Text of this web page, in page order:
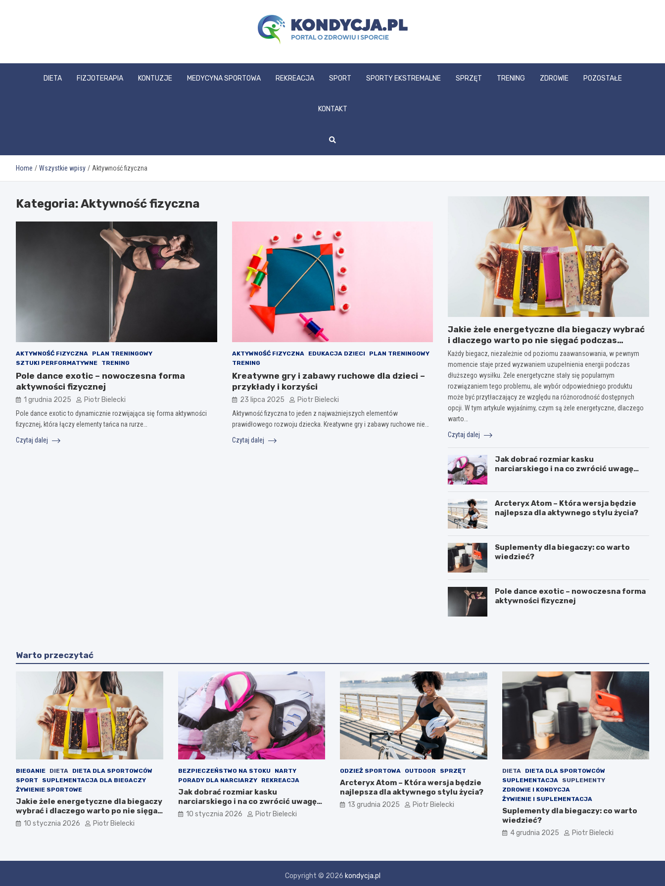
kondycja.pl
DIETA FIZJOTERAPIA KONTUZJE MEDYCYNA SPORTOWA REKREACJA SPORT SPORTY EKSTREMALNE SPRZĘT TRENING ZDROWIE POZOSTAŁE
KONTAKT
Home Wszystkie wpisy Aktywność fizyczna
Kategoria:Aktywność fizyczna
AKTYWNOŚĆ FIZYCZNA
PLAN TRENINGOWY
SZTUKI PERFORMATYWNE
TRENING
Pole dance exotic – nowoczesna forma
aktywności fizycznej
1 grudnia 2025 Piotr Bielecki
Pole dance exotic to dynamicznie rozwijająca się forma aktywności
fizycznej, która łączy elementy tańca na rurze…
Czytaj dalej
AKTYWNOŚĆ FIZYCZNA EDUKACJA DZIECI
PLAN TRENINGOWY
TRENING
Kreatywne gry i zabawy ruchowe dla dzieci –
przykłady i korzyści
23 lipca 2025 Piotr Bielecki
Aktywność fizyczna to jeden z najważniejszych elementów
prawidłowego rozwoju dziecka. Kreatywne gry i zabawy ruchowe nie…
Czytaj dalej
Jakie żele energetyczne dla biegaczy wybrać
i dlaczego warto po nie sięgać podczas
treningu
Każdy biegacz, niezależnie od poziomu zaawansowania, w pewnym
momencie staje przed wyzwaniem uzupełnienia energii podczas
dłuższego wysiłku. Żele energetyczne stały się popularnym
rozwiązaniem tego problemu, ale wybór odpowiedniego produktu
może być przytłaczający ze względu na różnorodność dostępnych
opcji. W tym artykule wyjaśnimy, czym są żele energetyczne, dlaczego
warto…
Czytaj dalej
Jak dobrać rozmiar kasku
narciarskiego i na co zwrócić uwagę
Arcteryx Atom – Która wersja będzie
najlepsza dla aktywnego stylu życia?
Suplementy dla biegaczy: co warto
wiedzieć?
Pole dance exotic – nowoczesna forma
aktywności fizycznej
Warto przeczytać
BIEGANIE DIETA
DIETA DLA SPORTOWCÓW
SPORT
SUPLEMENTACJA DLA BIEGACZY
ŻYWIENIE SPORTOWE
Jakie żele energetyczne dla biegaczy
wybrać i dlaczego warto po nie sięgać
podczas treningu
10 stycznia 2026 Piotr Bielecki
BEZPIECZEŃSTWO NA STOKU
NARTY
PORADY DLA NARCIARZY
REKREACJA
Jak dobrać rozmiar kasku
narciarskiego i na co zwrócić uwagę
przy wyborze
10 stycznia 2026 Piotr Bielecki
ODZIEŻ SPORTOWA OUTDOOR SPRZĘT
Arcteryx Atom – Która wersja będzie
najlepsza dla aktywnego stylu życia?
13 grudnia 2025 Piotr Bielecki
DIETA
DIETA DLA SPORTOWCÓW
SUPLEMENTACJA
SUPLEMENTY
ZDROWIE I KONDYCJA
ŻYWIENIE I SUPLEMENTACJA
Suplementy dla biegaczy: co warto
wiedzieć?
4 grudnia 2025 Piotr Bielecki
Copyright © 2026 kondycja.pl